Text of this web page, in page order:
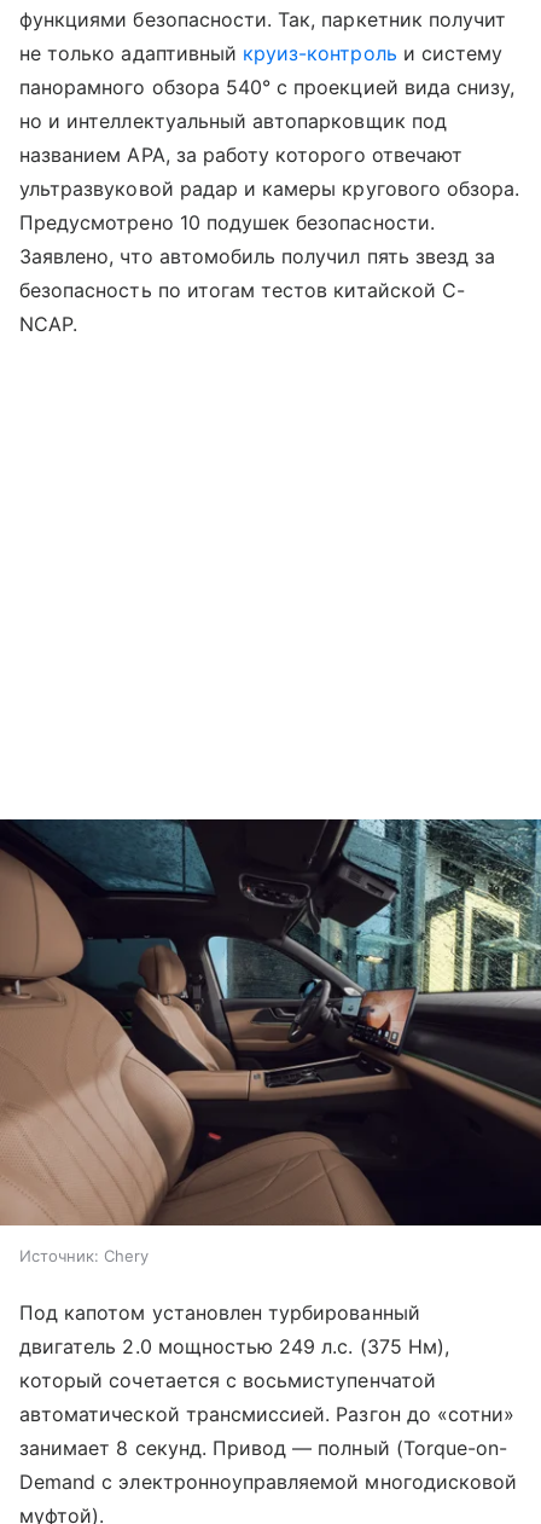
функциями безопасности. Так, паркетник получит
не только адаптивный круиз-контроль и систему
панорамного обзора 540° с проекцией вида снизу,
но и интеллектуальный автопарковщик под
названием АРА, за работу которого отвечают
ультразвуковой радар и камеры кругового обзора.
Предусмотрено 10 подушек безопасности.
Заявлено, что автомобиль получил пять звезд за
безопасность по итогам тестов китайской C-
NCAP.
Источник: Chery
Под капотом установлен турбированный
двигатель 2.0 мощностью 249 л.с. (375 Нм),
который сочетается с восьмиступенчатой
автоматической трансмиссией. Разгон до «сотни»
занимает 8 секунд. Привод — полный (Torque-on-
Demand с электронноуправляемой многодисковой
муфтой).